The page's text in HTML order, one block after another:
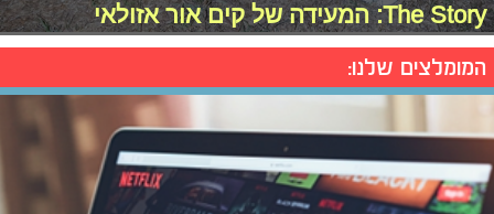
The Story: המעידה של קים אור אזולאי
המומלצים שלנו: